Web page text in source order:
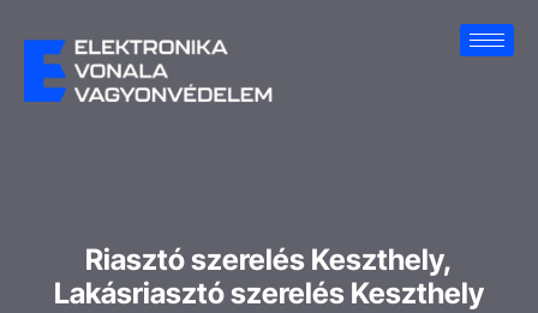
Riasztó szerelés Keszthely,
Lakásriasztó szerelés Keszthely